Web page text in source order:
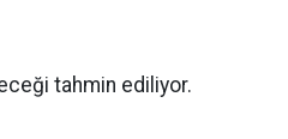
tahmin ediliyor.